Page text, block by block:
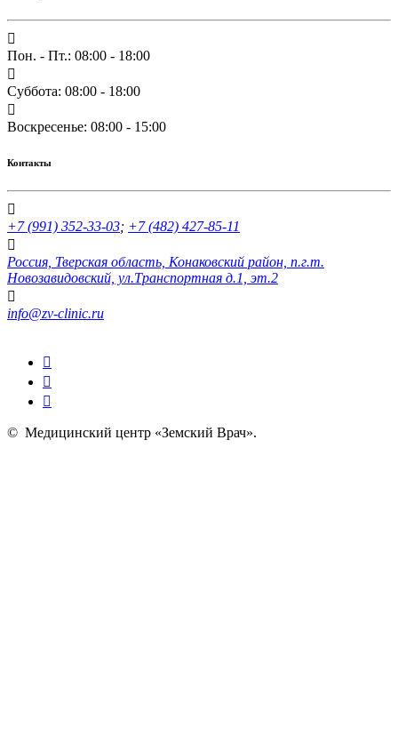
Пон. - Пт.: 08:00 - 18:00
Суббота: 08:00 - 18:00
Воскресенье: 08:00 - 15:00
Контакты
+7 (991) 352-33-03; +7 (482) 427-85-11
Россия, Тверская область, Конаковский район, п.г.т.
Новозавидовский, ул.Транспортная д.1, эт.2
info@zv-clinic.ru
© Медицинский центр «Земский Врач».